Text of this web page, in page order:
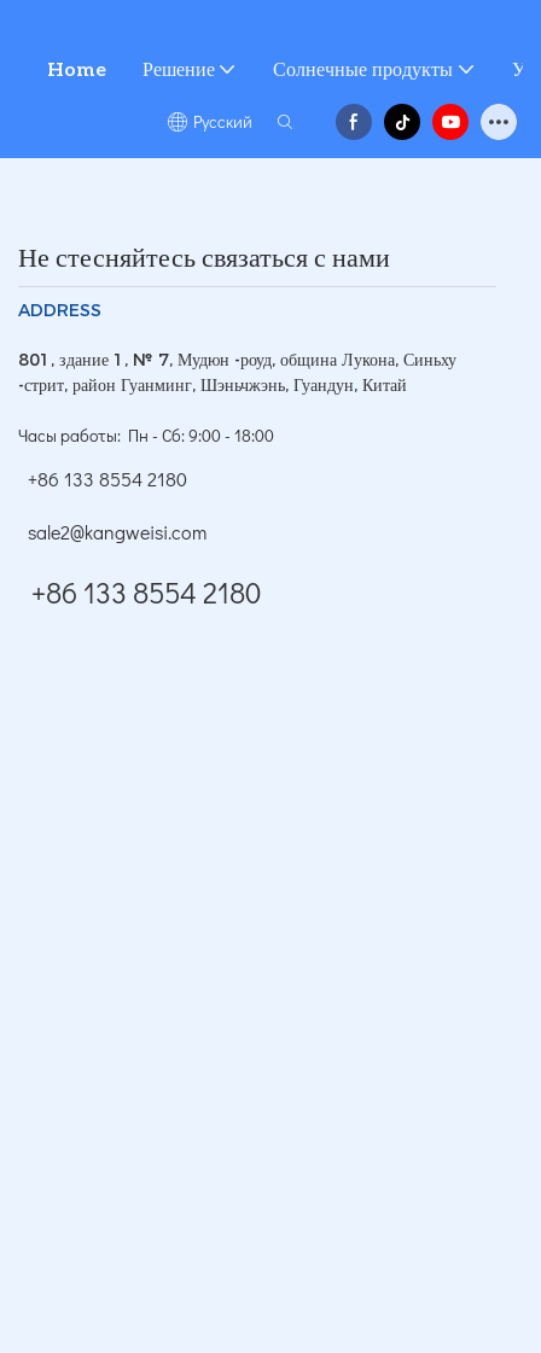
Home Решение Солнечные продукты
Pусский
Не стесняйтесь связаться с нами
ADDRESS
801, здание 1, № 7, Мудюн -роуд, община Лукона, Синьху
-стрит, район Гуанминг, Шэньчжэнь, Гуандун, Китай
Часы работы: Пн - Сб: 9:00 - 18:00
+86 133 8554 2180
sale2@kangweisi.com
+86 133 8554 2180